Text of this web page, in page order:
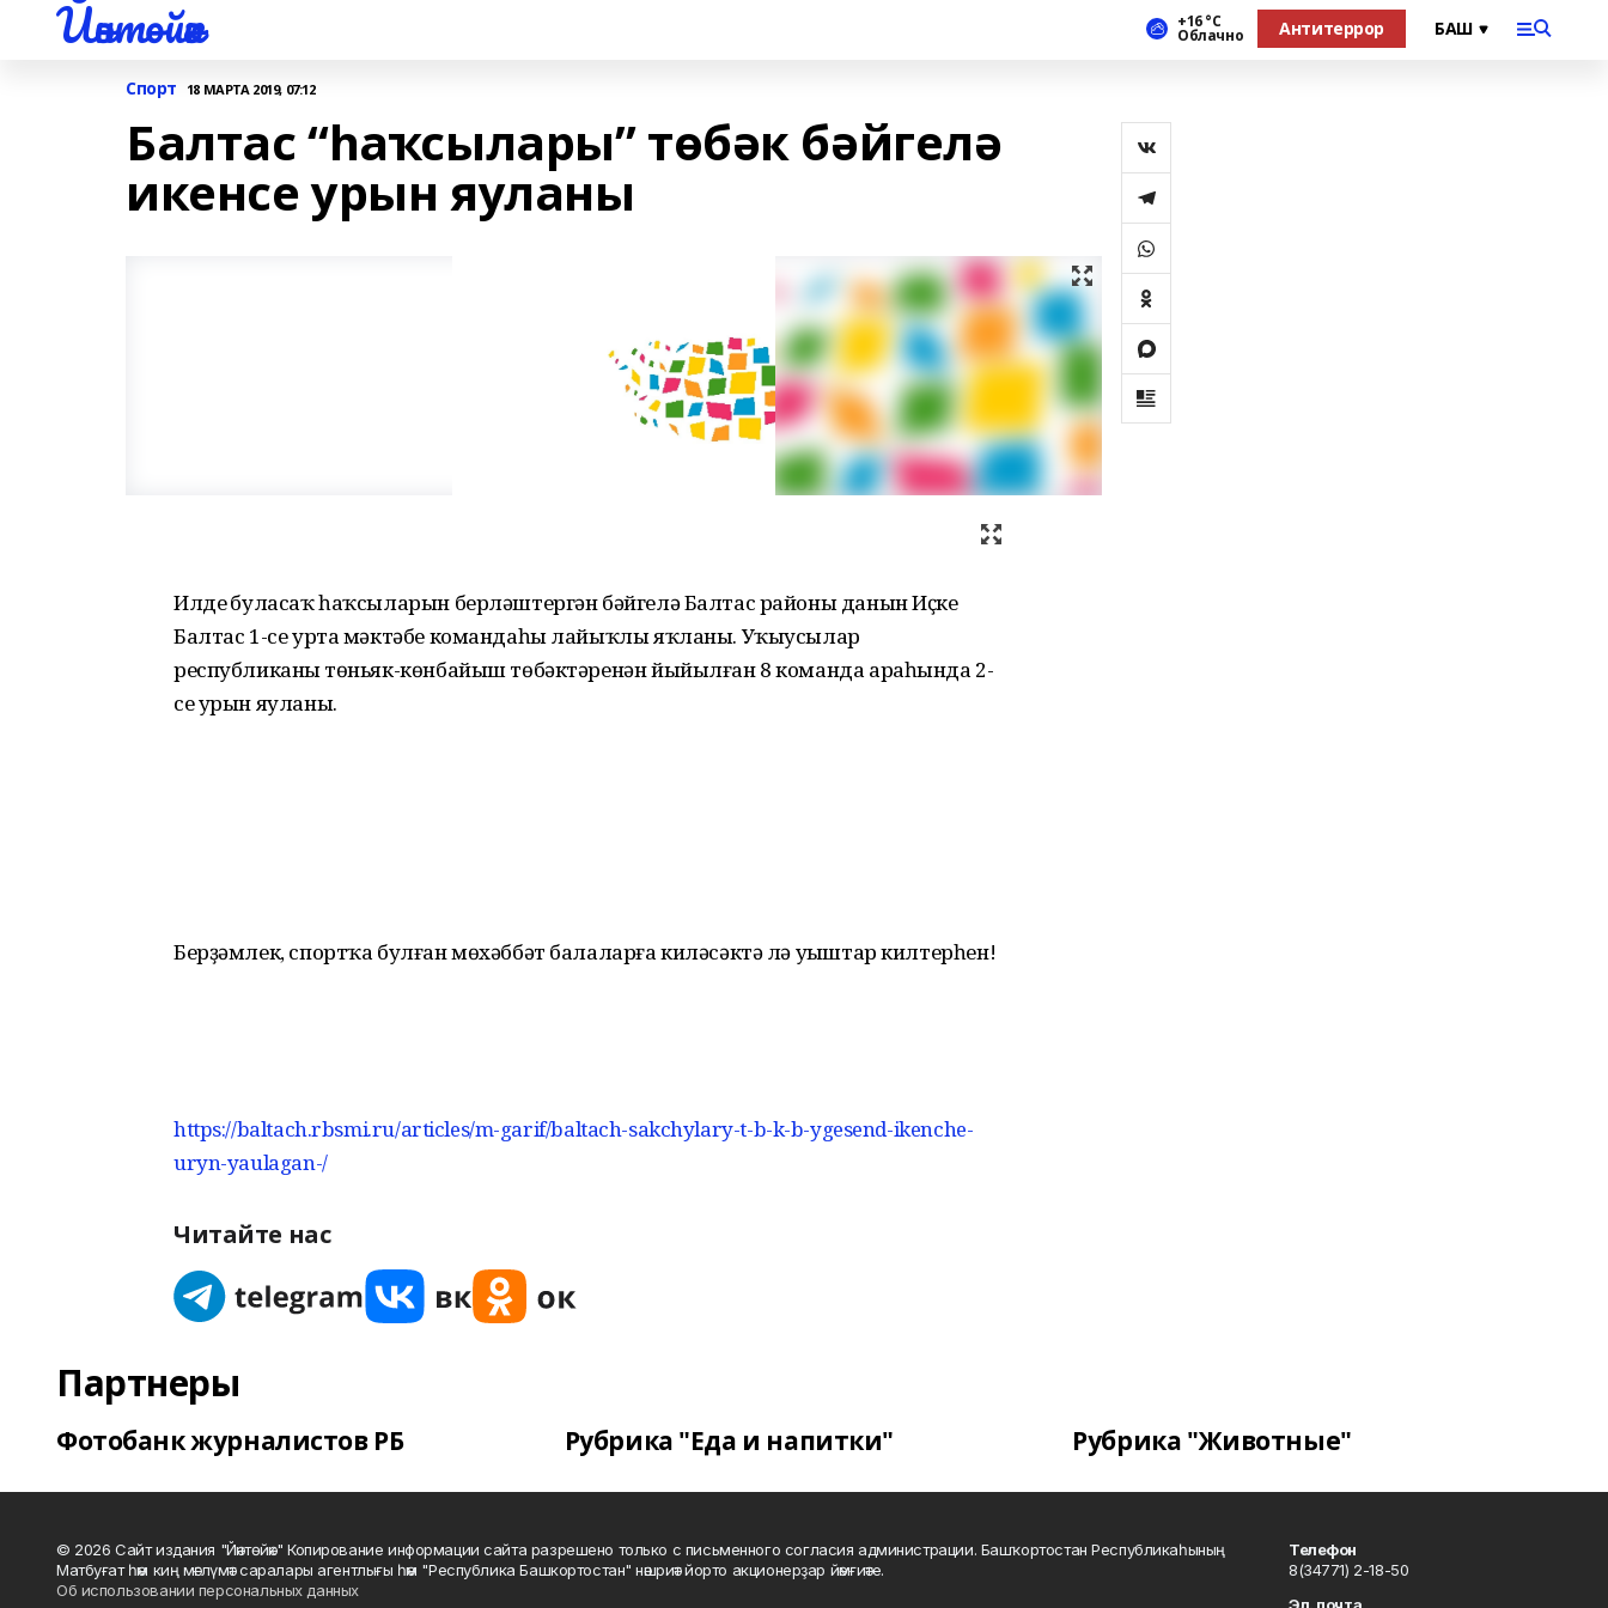
Йәнтөйәк +16 °С
Облачно Антитеррор
Спорт 18 МАРТА 2019, 07:12
Балтас “һаҡсылары” төбәк бәйгелә
икенсе урын яуланы
Илдең буласаҡ һаҡсыларын берләштергән бәйгелә Балтас районы данын Иҫке
Балтас 1-се урта мәктәбе командаһы лайыҡлы яҡланы. Уҡыусылар
республиканың төньяк-көнбайыш төбәктәренән йыйылған 8 команда араһында 2-
се урын яуланы.
Берҙәмлек, спортҡа булған мөхәббәт балаларға киләсәктә лә уңыштар килтерһен!
https://baltach.rbsmi.ru/articles/m-garif/baltach-sakchylary-t-b-k-b-ygesend-ikenche-
uryn-yaulagan-/
Читайте нас
Партнеры
Фотобанк журналистов РБ Рубрика "Еда и напитки" Рубрика "Животные"
© 2026 Сайт издания "Йәнтөйәк" Копирование информации сайта разрешено только с письменного согласия администрации. Башҡортостан Республикаһының
Матбуғат һәм киң мәғлүмәт саралары агентлығы һәм "Республика Башкортостан" нәшриәт йорто акционерҙар йәмғиәте.
Об использовании персональных данных
Телефон
8(34771) 2-18-50